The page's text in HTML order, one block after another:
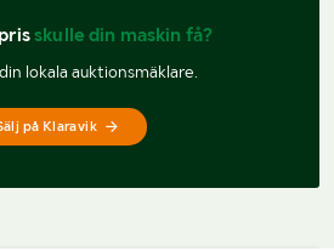
skulle din maskin få?
lokala auktionsmäklare.
på Klaravik